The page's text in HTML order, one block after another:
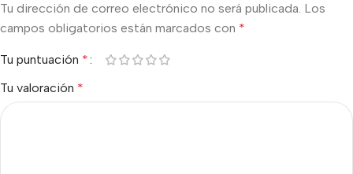
Tu dirección de correo electrónico no será publicada. Los
campos obligatorios están marcados con *
Tu puntuación *
Tu valoración *